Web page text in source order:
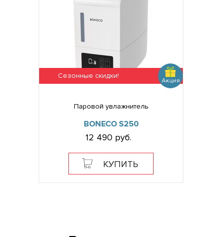
Сезонные скидки!
Паровой увлажнитель
BONECO S250
12 490 руб.
КУПИТЬ